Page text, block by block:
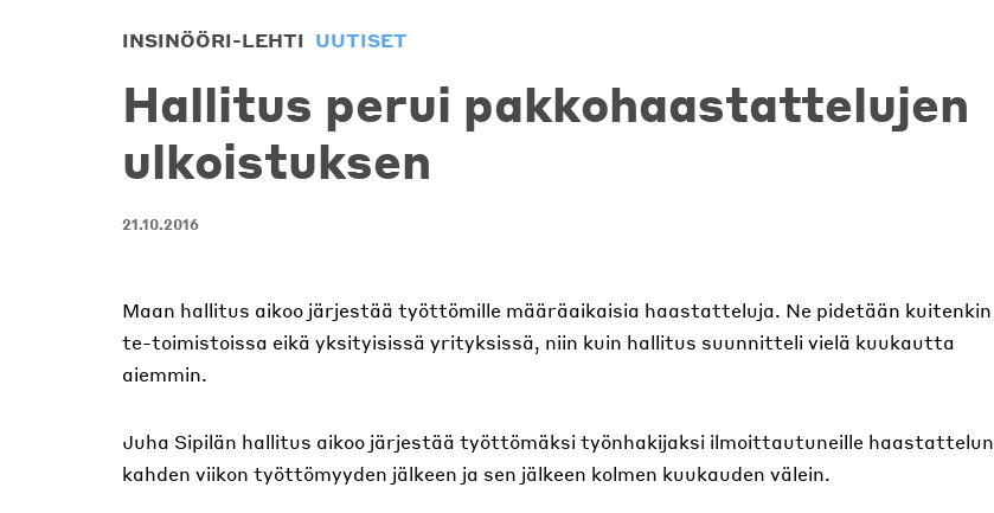
INSINÖÖRI-LEHTI UUTISET
Hallitus perui pakkohaastattelujen
ulkoistuksen
21.10.2016
Maan hallitus aikoo järjestää työttömille määräaikaisia haastatteluja. Ne pidetään kuitenkin
te-toimistoissa eikä yksityisissä yrityksissä, niin kuin hallitus suunnitteli vielä kuukautta
aiemmin.
Juha Sipilän hallitus aikoo järjestää työttömäksi työnhakijaksi ilmoittautuneille haastattelun
kahden viikon työttömyyden jälkeen ja sen jälkeen kolmen kuukauden välein.